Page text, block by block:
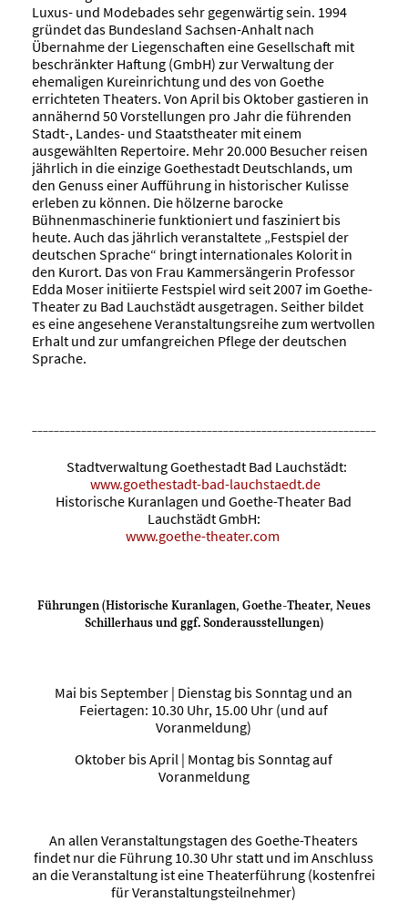
Luxus- und Modebades sehr gegenwärtig sein. 1994
gründet das Bundesland Sachsen-Anhalt nach
Übernahme der Liegenschaften eine Gesellschaft mit
beschränkter Haftung (GmbH) zur Verwaltung der
ehemaligen Kureinrichtung und des von Goethe
errichteten Theaters. Von April bis Oktober gastieren in
annähernd 50 Vorstellungen pro Jahr die führenden
Stadt-, Landes- und Staatstheater mit einem
ausgewählten Repertoire. Mehr 20.000 Besucher reisen
jährlich in die einzige Goethestadt Deutschlands, um
den Genuss einer Aufführung in historischer Kulisse
erleben zu können. Die hölzerne barocke
Bühnenmaschinerie funktioniert und fasziniert bis
heute. Auch das jährlich veranstaltete „Festspiel der
deutschen Sprache“ bringt internationales Kolorit in
den Kurort. Das von Frau Kammersängerin Professor
Edda Moser initiierte Festspiel wird seit 2007 im Goethe-
Theater zu Bad Lauchstädt ausgetragen. Seither bildet
es eine angesehene Veranstaltungsreihe zum wertvollen
Erhalt und zur umfangreichen Pflege der deutschen
Sprache.
Stadtverwaltung Goethestadt Bad Lauchstädt:
www.goethestadt-bad-lauchstaedt.de
Historische Kuranlagen und Goethe-Theater Bad
Lauchstädt GmbH:
www.goethe-theater.com
Führungen (Historische Kuranlagen, Goethe-Theater, Neues
Schillerhaus und ggf. Sonderausstellungen)
Mai bis September | Dienstag bis Sonntag und an
Feiertagen: 10.30 Uhr, 15.00 Uhr (und auf
Voranmeldung)
Oktober bis April | Montag bis Sonntag auf
Voranmeldung
An allen Veranstaltungstagen des Goethe-Theaters
findet nur die Führung 10.30 Uhr statt und im Anschluss
an die Veranstaltung ist eine Theaterführung (kostenfrei
für Veranstaltungsteilnehmer)